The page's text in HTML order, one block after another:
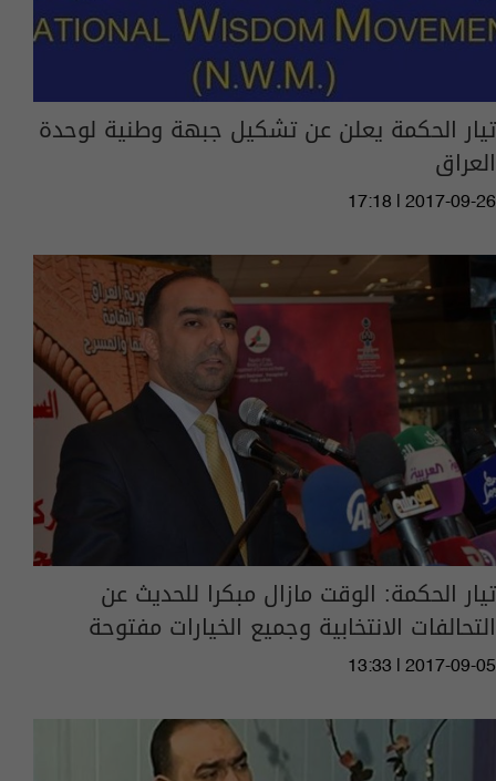
تيار الحكمة يعلن عن تشكيل جبهة وطنية لوحدة
العراق
17:18 | 2017-09-26
تيار الحكمة: الوقت مازال مبكرا للحديث عن
التحالفات الانتخابية وجميع الخيارات مفتوحة
13:33 | 2017-09-05